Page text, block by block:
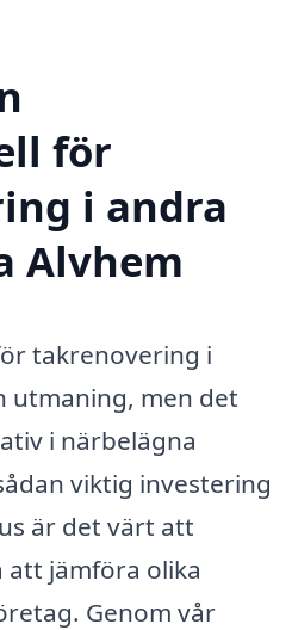
för
i andra
Alvhem
takrenovering i
utmaning, men det
i närbelägna
viktig investering
är det värt att
att jämföra olika
Genom vår